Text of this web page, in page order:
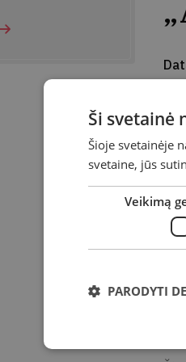
val.
–
Ši svetainė
Šioje svetainėje
svetaine, jūs
Veikimą
PARODYTI